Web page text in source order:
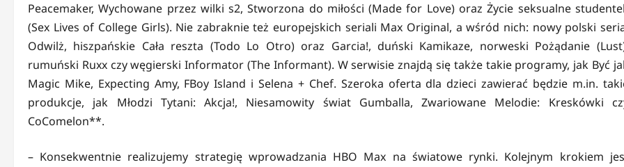
Peacemaker, Wychowane przez wilki s2, Stworzona do miłości (Made for Love) oraz Życie seksualne
(Sex Lives of College Girls). Nie zabraknie też europejskich seriali Max Original, a wśród nich: nowy polski
Odwilż, hiszpańskie Cała reszta (Todo Lo Otro) oraz Garcia!, duński Kamikaze, norweski Pożądanie
rumuński Ruxx czy węgierski Informator (The Informant). W serwisie znajdą się także takie programy, jak Być
Magic Mike, Expecting Amy, FBoy Island i Selena + Chef. Szeroka oferta dla dzieci zawierać będzie m.in.
produkcje, jak Młodzi Tytani: Akcja!, Niesamowity świat Gumballa, Zwariowane Melodie: Kreskówki
CoComelon**.
– Konsekwentnie realizujemy strategię wprowadzania HBO Max na światowe rynki. Kolejnym krokiem